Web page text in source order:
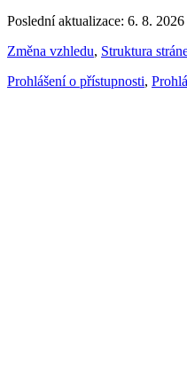
Poslední aktualizace: 6. 8. 2026
Změna vzhledu, Struktura
Prohlášení o přístupnosti,